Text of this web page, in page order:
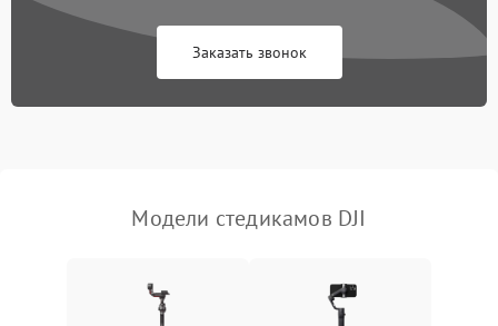
Заказать звонок
Модели стедикамов DJI